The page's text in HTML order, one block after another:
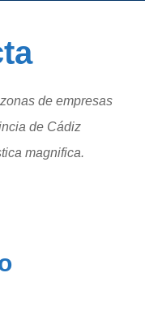
de empresas
de Cádiz
magnifica.